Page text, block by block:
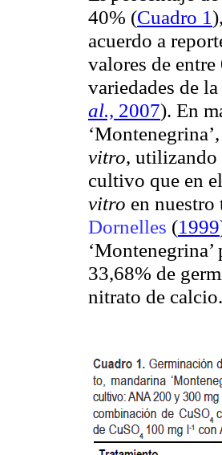
40% (Cuadro 1
acuerdo a
valores de
variedades de
al., 2007). En
vitro, utilizando
cultivo que en
vitro en
Dornelles (1999
33,68% de
nitrato de calcio.